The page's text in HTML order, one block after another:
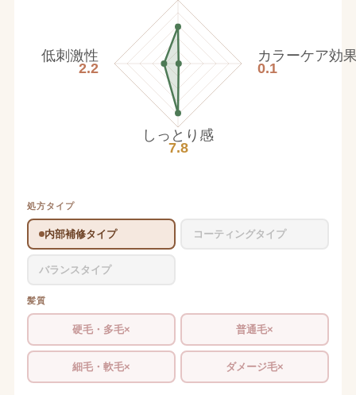
カラーケア効
0.1
しっとり感
7.8
低刺激性
2.2
処方タイプ
内部補修タイプ コーティングタイプ
バランスタイプ
髪質
硬毛・多毛× 普通毛×
細毛・軟毛× ダメージ毛×